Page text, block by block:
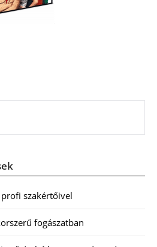
szakértőivel
fogászatban